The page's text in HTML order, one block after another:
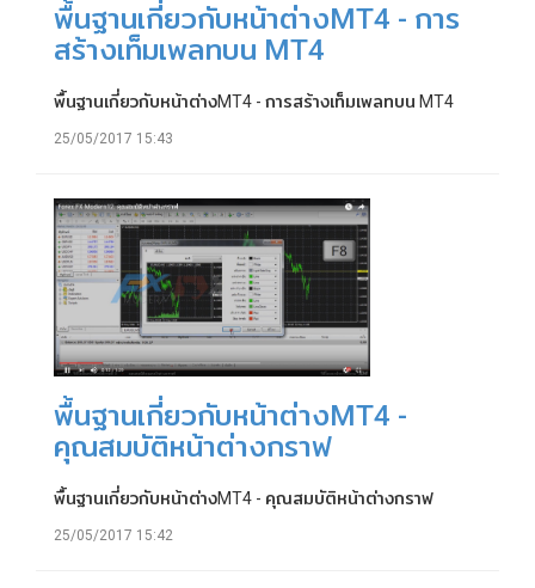
พื้นฐานเกี่ยวกับหน้าต่างMT4 - การ
สร้างเท็มเพลทบน MT4
พื้นฐานเกี่ยวกับหน้าต่างMT4 - การสร้างเท็มเพลทบน MT4
25/05/2017 15:43
พื้นฐานเกี่ยวกับหน้าต่างMT4 -
คุณสมบัติหน้าต่างกราฟ
พื้นฐานเกี่ยวกับหน้าต่างMT4 - คุณสมบัติหน้าต่างกราฟ
25/05/2017 15:42